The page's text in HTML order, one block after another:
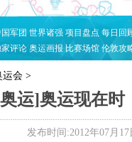
军团 世界诸强 项目盘点 每日回
评论 奥运画报 比赛场馆 伦敦攻
运会 >
运]奥运现在时
发布时间:2012年07月